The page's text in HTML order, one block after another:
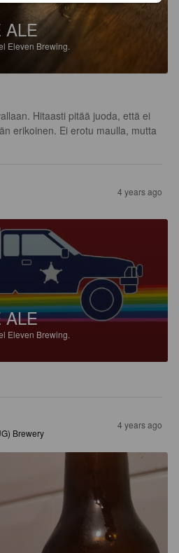
ALE
Eleven Brewing.
Hitaasti pitää juoda, että ei
erikoinen. Ei erotu maulla, mutta
4 years ago
ALE
Eleven Brewing.
Brewery
4 years ago